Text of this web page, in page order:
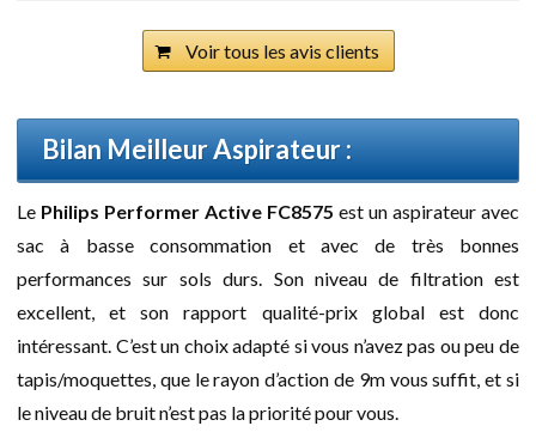
Voir tous les avis clients
Bilan Meilleur Aspirateur :
Le Philips Performer Active FC8575 est un aspirateur avec
sac à basse consommation et avec de très bonnes
performances sur sols durs. Son niveau de filtration est
excellent, et son rapport qualité-prix global est donc
intéressant. C’est un choix adapté si vous n’avez pas ou peu de
tapis/moquettes, que le rayon d’action de 9m vous suffit, et si
le niveau de bruit n’est pas la priorité pour vous.